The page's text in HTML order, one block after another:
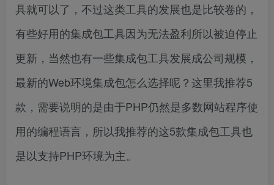
具就可以了，不过这类工具的发展也是比较卷的，
有些好用的集成包工具因为无法盈利所以被迫停止
更新，当然也有一些集成包工具发展成公司规模，
最新的Web环境集成包怎么选择呢？这里我推荐5
款，需要说明的是由于PHP仍然是多数网站程序使
用的编程语言，所以我推荐的这5款集成包工具也
是以支持PHP环境为主。